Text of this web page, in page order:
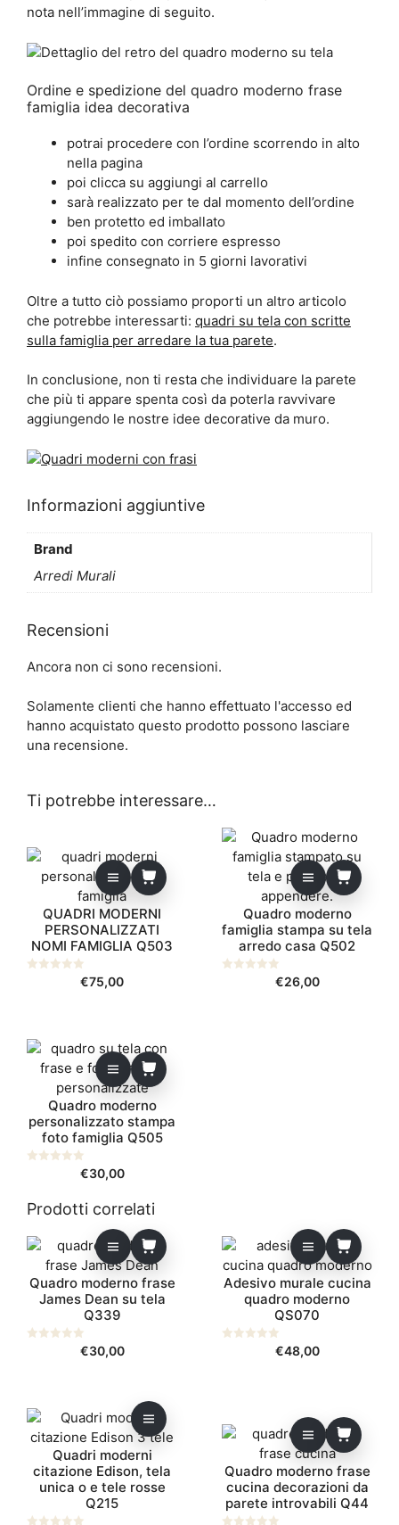
nota nell’immagine di seguito.
Ordine e spedizione del quadro moderno frase
famiglia idea decorativa
potrai procedere con l’ordine scorrendo in alto
nella pagina
poi clicca su aggiungi al carrello
sarà realizzato per te dal momento dell’ordine
ben protetto ed imballato
poi spedito con corriere espresso
infine consegnato in 5 giorni lavorativi
Oltre a tutto ciò possiamo proporti un altro articolo
che potrebbe interessarti: quadri su tela con scritte
sulla famiglia per arredare la tua parete.
In conclusione, non ti resta che individuare la parete
che più ti appare spenta così da poterla ravvivare
aggiungendo le nostre idee decorative da muro.
Informazioni aggiuntive
Brand
Arredi Murali
Recensioni
Ancora non ci sono recensioni.
Solamente clienti che hanno effettuato l'accesso ed
hanno acquistato questo prodotto possono lasciare
una recensione.
Ti potrebbe interessare…
QUADRI MODERNI
PERSONALIZZATI
NOMI FAMIGLIA Q503
€75,00
Quadro moderno
famiglia stampa su tela
arredo casa Q502
€26,00
Quadro moderno
personalizzato stampa
foto famiglia Q505
5
€30,00
Prodotti correlati
Quadro moderno frase
James Dean su tela
Q339
€30,00
Adesivo murale cucina
quadro moderno
QS070
€48,00
Quadri moderni
citazione Edison, tela
unica o e tele rosse
Q215
Questo
prodotto
più
varianti.
Le
Quadro moderno frase
cucina decorazioni da
parete introvabili Q44